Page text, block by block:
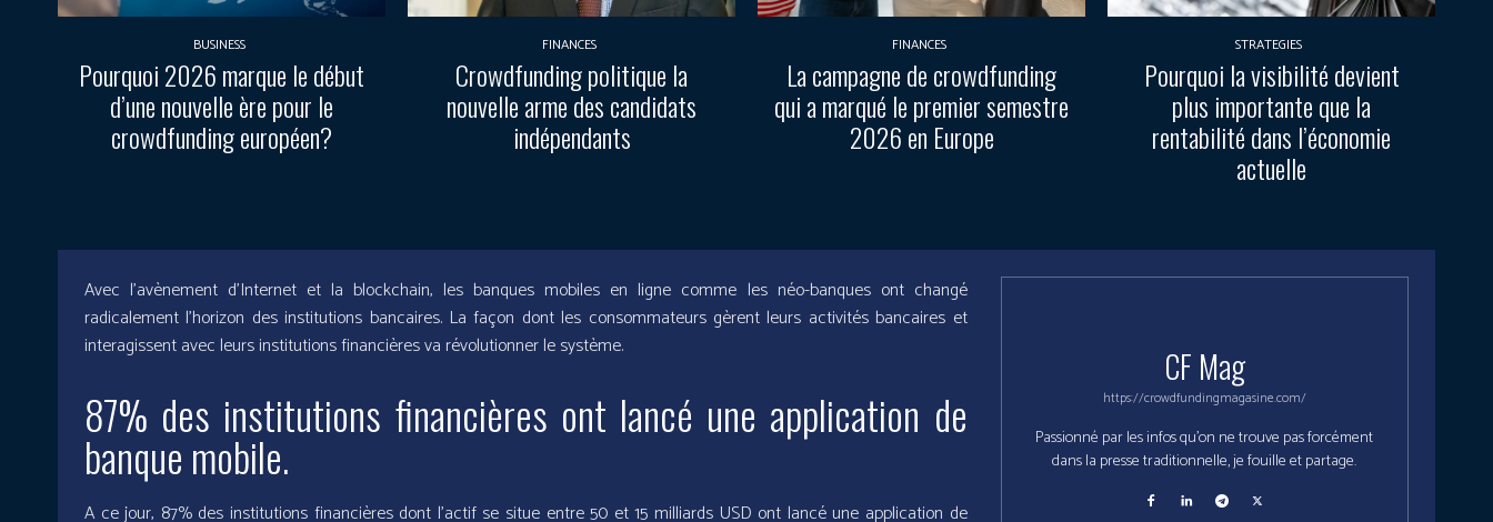
BUSINESS
Pourquoi 2026 marque le début
d’une nouvelle ère pour le
crowdfunding européen?
FINANCES
Crowdfunding politique la
nouvelle arme des candidats
indépendants
FINANCES
La campagne de crowdfunding
qui a marqué le premier semestre
2026 en Europe
STRATEGIES
Pourquoi la visibilité devient
plus importante que la
rentabilité dans l’économie
actuelle
Avec l’avènement d’Internet et la blockchain, les banques mobiles en ligne comme les néo-banques ont changé
radicalement l’horizon des institutions bancaires. La façon dont les consommateurs gèrent leurs activités bancaires et
interagissent avec leurs institutions financières va révolutionner le système.
87% des institutions financières ont lancé une application de
banque mobile.
A ce jour, 87% des institutions financières dont l’actif se situe entre 50 et 15 milliards USD ont lancé une application de
CF Mag
https://crowdfundingmagasine.com/
Passionné par les infos qu'on ne trouve pas forcément
dans la presse traditionnelle, je fouille et partage.